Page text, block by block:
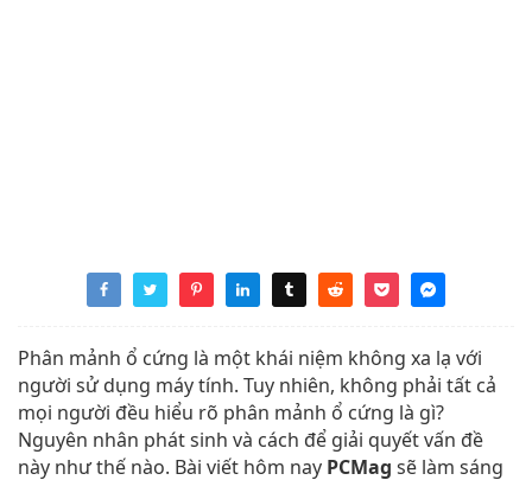
Phân mảnh ổ cứng là một khái niệm không xa lạ với
người sử dụng máy tính. Tuy nhiên, không phải tất cả
mọi người đều hiểu rõ phân mảnh ổ cứng là gì?
Nguyên nhân phát sinh và cách để giải quyết vấn đề
này như thế nào. Bài viết hôm nay PCMag sẽ làm sáng